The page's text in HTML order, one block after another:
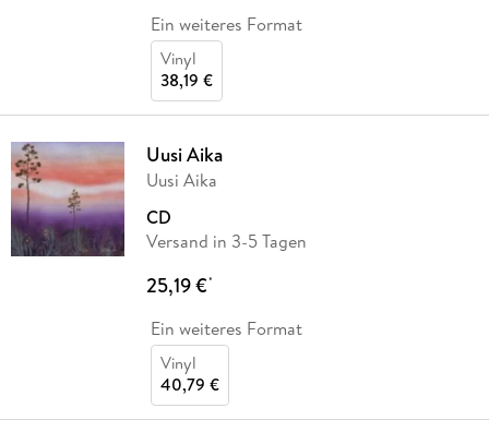
Ein weiteres Format
Vinyl
38,19 €
Uusi Aika
Uusi Aika
CD
Versand in 3-5 Tagen
25,19 €*
Ein weiteres Format
Vinyl
40,79 €